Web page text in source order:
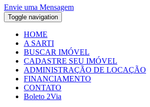
Envie uma Mensagem
Toggle navigation
HOME
A SARTI
BUSCAR IMÓVEL
CADASTRE SEU IMÓVEL
ADMINISTRAÇÃO DE LOCAÇÃO
FINANCIAMENTO
CONTATO
Boleto 2Via